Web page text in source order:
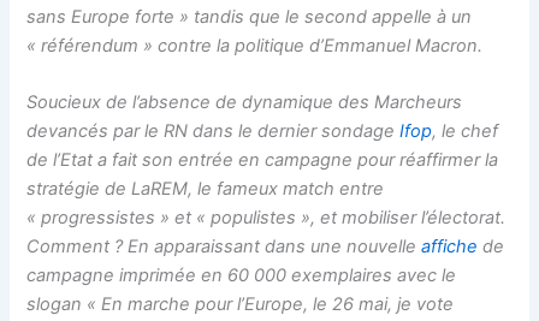
sans Europe forte » tandis que le second appelle à un
«référendum » contre la politique d’Emmanuel Macron.
Soucieux de l’absence de dynamique des Marcheurs
devancés par le RN dans le dernier sondageIfop, le chef
de l’Etat a fait son entrée en campagne pour réaffirmer la
stratégie de LaREM, le fameux match entre
« progressistes » et « populistes », et mobiliser l’électorat.
Comment ? En apparaissant dans une nouvelleaffiche de
campagne imprimée en 60 000 exemplaires avec le
slogan «En marche pour l’Europe, le 26 mai, je vote